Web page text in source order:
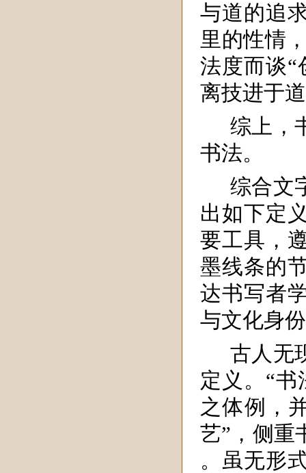
与道的追
里的性情
法度而谈“
离技进于
综上，
书法。
综合文
出如下定
要工具，
墨线条的
达书写者
与文化身
古人无
定义。“
之体例，
艺”，侧重
。虽无形